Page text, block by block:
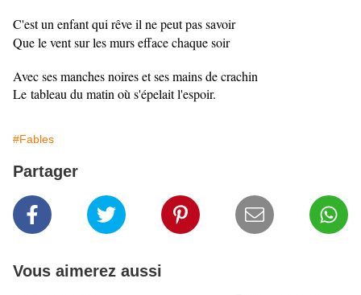
C'est un enfant qui rêve il ne peut pas savoir
Que le vent sur les murs efface chaque soir
Avec ses manches noires et ses mains de crachin
Le tableau du matin où s'épelait l'espoir.
#Fables
Partager
Vous aimerez aussi